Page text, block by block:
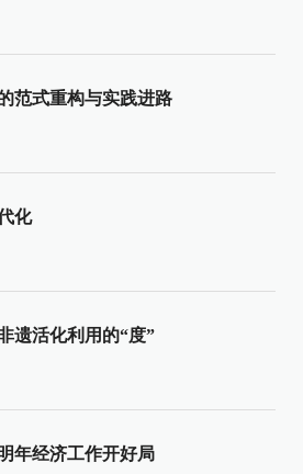
范式重构与实践进路
化
遗活化利用的“度”
年经济工作开好局